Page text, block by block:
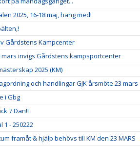
2025, 16-18 maj, häng med!
Gårdstens Kampcenter
mars invigs Gårdstens kampsportcenter
2025 (KM)
och handlingar GJK årsmöte 23 mars
i Gbg
7 Dan!!
1 - 250222
framåt & hjälp behövs till KM den 23 MARS